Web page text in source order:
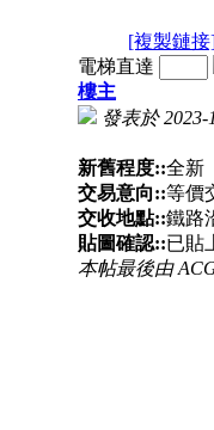
[複製鏈
電梯直達
樓主
發表於 2023-
新舊程度::全新
交易意向::等價
交收地點::鐵路
貼圖確認::已貼
本帖最後由